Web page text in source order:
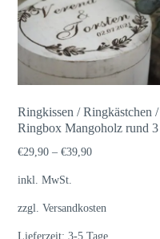
auf.
Die
Optionen
können
Ringkissen / Ringkästchen /
Ringbox Mangoholz rund 3
€29,90 –€39,90
inkl. MwSt.
zzgl.Versandkosten
Lieferzeit:3-5 Tage